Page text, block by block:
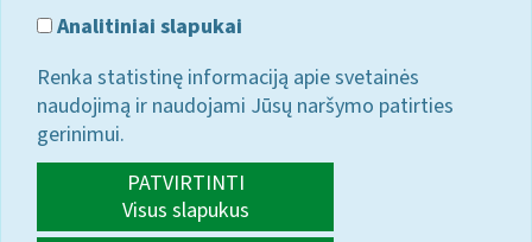
Analitiniai slapukai
Renka statistinę informaciją apie svetainės
naudojimą ir naudojami Jūsų naršymo patirties
gerinimui.
PATVIRTINTI
Visus slapukus